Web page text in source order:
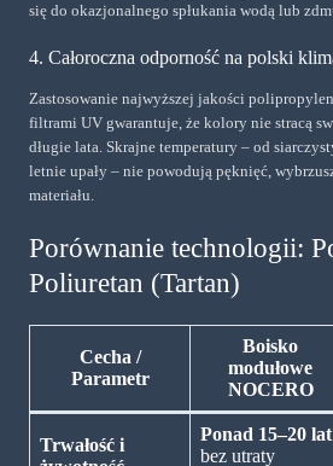
się do okazjonalnego spłukania wodą lub
4. Całoroczna odporność na polski
Zastosowanie najwyższej jakości
filtrami UV gwarantuje, że kolory nie stracą
długie lata. Skrajne temperatury – od
letnie upały – nie powodują pęknięć,
materiału.
Porównanie technologii:
Poliuretan (Tartan)
Cecha /
Parametr
Boisko
modułowe
NOCERO
Trwałość i
Ponad 15–20 lat
bez utraty